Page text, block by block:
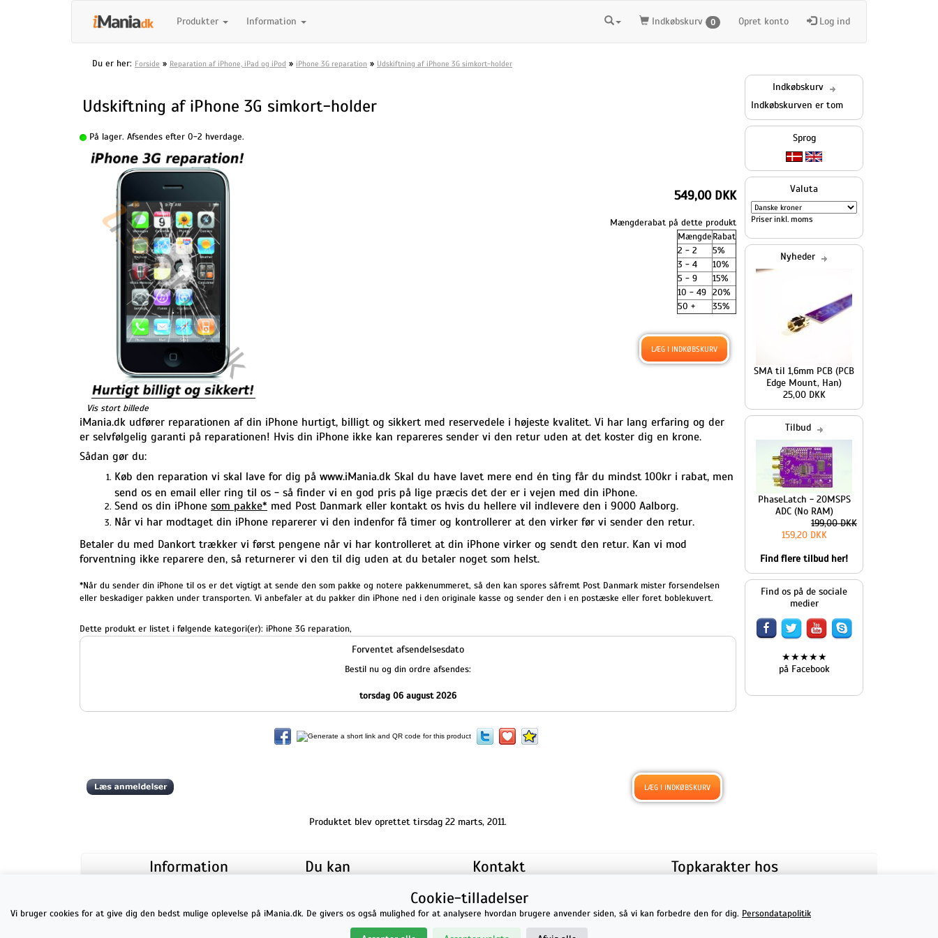
Produkter Information Indkøbskurv 0 Opret konto Log ind
Du er her: Forside » Reparation af iPhone, iPad og iPod » iPhone 3G reparation » Udskiftning af iPhone 3G simkort-holder
Udskiftning af iPhone 3G simkort-holder
På lager. Afsendes efter 0-2 hverdage.
Vis stort billede
549,00 DKK
Mængderabat på dette produkt
MængdeRabat
2 - 2
5%
3 - 4
10%
5 - 9
15%
10 - 49 20%
50 +
35%
iMania.dk udfører reparationen af din iPhone hurtigt, billigt og sikkert med reservedele i højeste kvalitet. Vi har lang erfaring og der
er selvfølgelig garanti på reparationen! Hvis din iPhone ikke kan repareres sender vi den retur uden at det koster dig en krone.
Sådan gør du:
Køb den reparation vi skal lave for dig på www.iMania.dk Skal du have lavet mere end én ting får du mindst 100kr i rabat, men
send os en email eller ring til os - så finder vi en god pris på lige præcis det der er i vejen med din iPhone.
Send os din iPhone som pakke* med Post Danmark eller kontakt os hvis du hellere vil indlevere den i 9000 Aalborg.
Når vi har modtaget din iPhone reparerer vi den indenfor få timer og kontrollerer at den virker før vi sender den retur.
Betaler du med Dankort trækker vi først pengene når vi har kontrolleret at din iPhone virker og sendt den retur. Kan vi mod
forventning ikke reparere den, så returnerer vi den til dig uden at du betaler noget som helst.
*Når du sender din iPhone til os er det vigtigt at sende den som pakke og notere pakkenummeret, så den kan spores såfremt Post Danmark mister forsendelsen
eller beskadiger pakken under transporten. Vi anbefaler at du pakker din iPhone ned i den originale kasse og sender den i en postæske eller foret boblekuvert.
Dette produkt er listet i følgende kategori(er): iPhone 3G reparation,
Forventet afsendelsesdato
Bestil nu og din ordre afsendes:
torsdag 06 august 2026
Produktet blev oprettet tirsdag 22 marts, 2011.
Indkøbskurv
Indkøbskurven er tom
Sprog
Valuta
Priser inkl. moms
Nyheder
SMA til 1,6mm PCB (PCB
Edge Mount, Han)
25,00 DKK
Tilbud
PhaseLatch - 20MSPS
ADC (No RAM)
199,00 DKK
159,20 DKK
Find flere tilbud her!
Find os på de sociale
medier
★★★★★
på Facebook
Information
Internationale forsendelser
Du kan
Kontakt
Lillevorde Kær 2
9280
CVR nummer: 33182805 | E-mail: kontakt@imania.dk
Telefon:+45 23618990
Topkarakter hos
★★★★★
på Facebook
Cookie-tilladelser
Vi bruger cookies for at give dig den bedst mulige oplevelse på iMania.dk. De givers os også mulighed for at analysere hvordan brugere anvender siden, så vi kan forbedre den for dig. Persondatapolitik